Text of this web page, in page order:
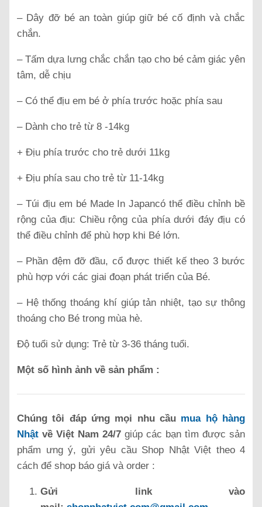
– Dây đỡ bé an toàn giúp giữ bé cố định và chắc
chắn.
– Tấm dựa lưng chắc chắn tạo cho bé cảm giác yên
tâm, dễ chịu
– Có thể địu em bé ở phía trước hoặc phía sau
– Dành cho trẻ từ 8 -14kg
+ Địu phía trước cho trẻ dưới 11kg
+ Địu phía sau cho trẻ từ 11-14kg
– Túi địu em bé Made In Japancó thể điều chỉnh bề
rộng của địu: Chiều rộng của phía dưới đáy địu có
thể điều chỉnh để phù hợp khi Bé lớn.
– Phần đệm đỡ đầu, cổ được thiết kế theo 3 bước
phù hợp với các giai đoạn phát triển của Bé.
– Hệ thống thoáng khí giúp tản nhiệt, tạo sự thông
thoáng cho Bé trong mùa hè.
Độ tuổi sử dụng: Trẻ từ 3-36 tháng tuổi.
Một số hình ảnh về sản phẩm :
Chúng tôi đáp ứng mọi nhu cầu mua hộ hàng
Nhật về Việt Nam 24/7 giúp các bạn tìm được sản
phẩm ưng ý, gửi yêu cầu Shop Nhật Việt theo 4
cách để shop báo giá và order :
Gửi link vào